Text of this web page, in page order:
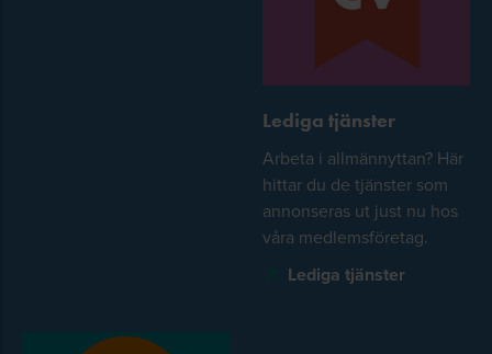
Lediga tjänster
Arbeta i allmännyttan? Här
hittar du de tjänster som
annonseras ut just nu hos
våra medlemsföretag.
Lediga tjänster